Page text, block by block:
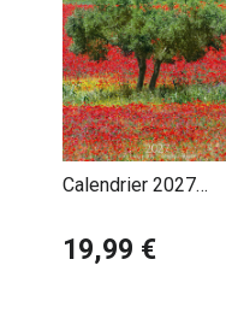
Calendrier 2027
Coquelicot
19,99 €